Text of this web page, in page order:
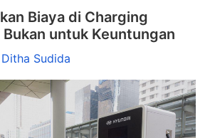
Biaya di Charging
untuk Keuntungan
Ditha Sudida